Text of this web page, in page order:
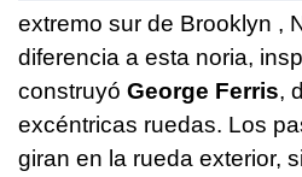
extremo sur de Brooklyn ,
diferencia a esta noria,
construyó George Ferris,
excéntricas ruedas. Los
giran en la rueda exterior,